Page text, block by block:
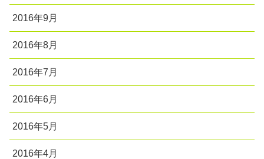
2016年9月
2016年8月
2016年7月
2016年6月
2016年5月
2016年4月